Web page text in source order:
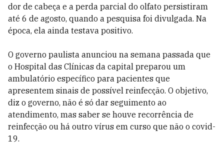
dor de cabeça e a perda parcial do olfato persistiram
até 6 de agosto, quando a pesquisa foi divulgada. Na
época, ela ainda testava positivo.
O governo paulista anunciou na semana passada que
o Hospital das Clínicas da capital preparou um
ambulatório específico para pacientes que
apresentem sinais de possível reinfecção. O objetivo,
diz o governo, não é só dar seguimento ao
atendimento, mas saber se houve recorrência de
reinfecção ou há outro vírus em curso que não o covid-
19.